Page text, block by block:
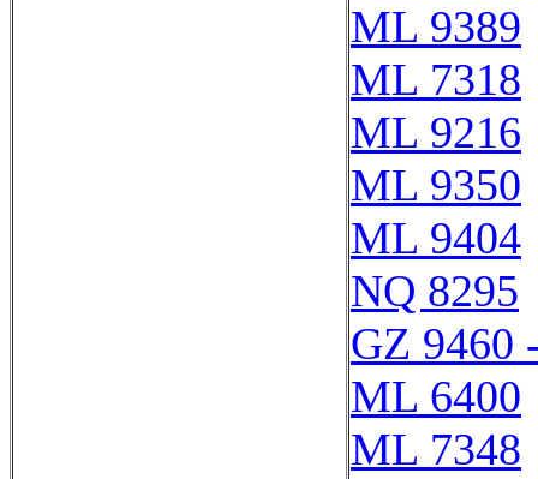
ML 9389
ML 7318
ML 9216
ML 9350
ML 9404
NQ 8295
GZ 9460
ML 6400
ML 7348